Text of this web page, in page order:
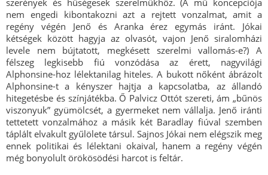
szerények és hűségesek szerelmükhöz. (A mű koncepciója
nem engedi kibontakozni azt a rejtett vonzalmat, amit a
regény végén Jenő és Aranka érez egymás iránt. Jókai
kétségek között hagyja az olvasót, vajon Jenő siralomházi
levele nem bújtatott, megkésett szerelmi vallomás-e?) A
félszeg legkisebb fiú vonzódása az érett, nagyvilági
Alphonsine-hoz lélektanilag hiteles. A bukott nőként ábrázolt
Alphonsine-t a kényszer hajtja a kapcsolatba, az állandó
hitegetésbe és színjátékba. Ő Palvicz Ottót szereti, ám „bűnös
viszonyuk” gyümölcsét, a gyermeket nem vállalja. Jenő iránti
tettetett vonzalmához a másik két Baradlay fiúval szemben
táplált elvakult gyűlölete társul. Sajnos Jókai nem elégszik meg
ennek politikai és lélektani okaival, hanem a regény végén
még bonyolult örökösödési harcot is feltár.